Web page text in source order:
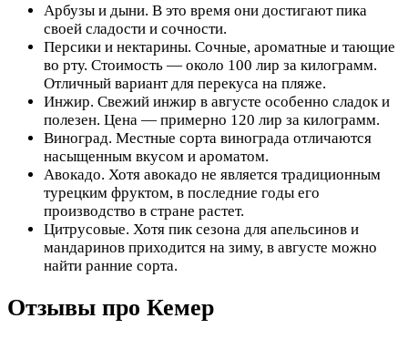
Арбузы и дыни. В это время они достигают пика
своей сладости и сочности.
Персики и нектарины. Сочные, ароматные и тающие
во рту. Стоимость — около 100 лир за килограмм.
Отличный вариант для перекуса на пляже.
Инжир. Свежий инжир в августе особенно сладок и
полезен. Цена — примерно 120 лир за килограмм.
Виноград. Местные сорта винограда отличаются
насыщенным вкусом и ароматом.
Авокадо. Хотя авокадо не является традиционным
турецким фруктом, в последние годы его
производство в стране растет.
Цитрусовые. Хотя пик сезона для апельсинов и
мандаринов приходится на зиму, в августе можно
найти ранние сорта.
Отзывы про Кемер